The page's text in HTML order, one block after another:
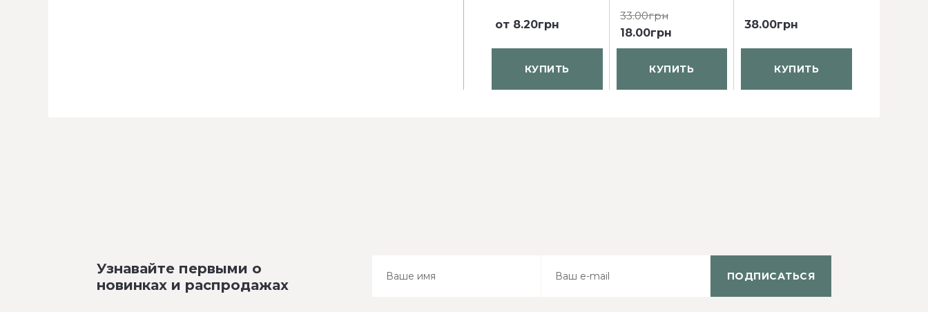
от 8.20грн
КУПИТЬ
33.00грн
18.00грн
КУПИТЬ
38.00грн
КУПИТЬ
Узнавайте первыми о
новинках и распродажах
ПОДПИСАТЬСЯ